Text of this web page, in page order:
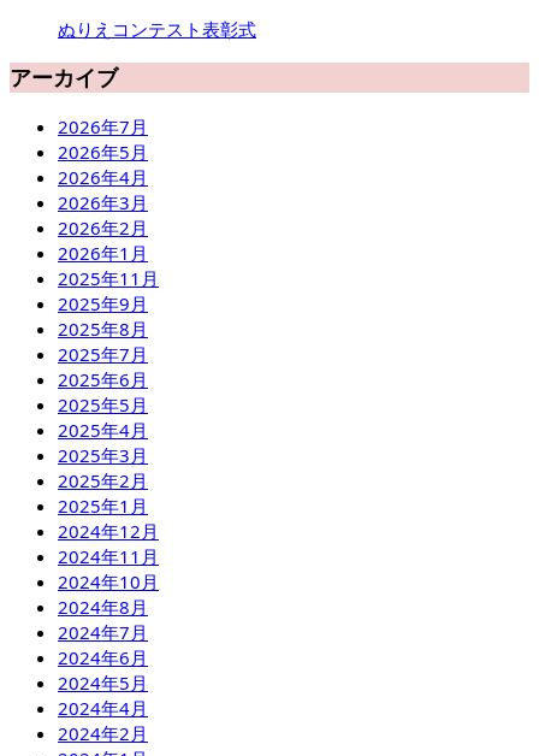
ぬりえコンテスト表彰式
アーカイブ
2026年7月
2026年5月
2026年4月
2026年3月
2026年2月
2026年1月
2025年11月
2025年9月
2025年8月
2025年7月
2025年6月
2025年5月
2025年4月
2025年3月
2025年2月
2025年1月
2024年12月
2024年11月
2024年10月
2024年8月
2024年7月
2024年6月
2024年5月
2024年4月
2024年2月